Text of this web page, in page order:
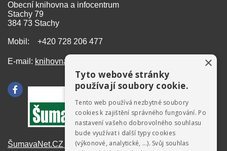
Obecní knihovna a infocentrum
Stachy 79
384 73 Stachy
Mobil: +420 728 206 477
E-mail: knihovna@stachy.net
ŠumavaNet.CZ - informace o regionu
×
Tyto webové stránky
používají soubory cookie.
Tento web používá nezbytné soubory
cookies k zajištění správného fungování. Po
nastavení vašeho dobrovolného souhlasu
bude využívat i další typy cookies
(výkonové, analytické, …). Svůj souhlas